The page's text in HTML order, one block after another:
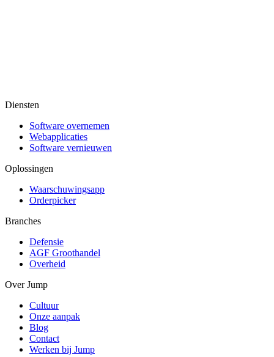
Diensten
Software overnemen
Webapplicaties
Software vernieuwen
Oplossingen
Waarschuwingsapp
Orderpicker
Branches
Defensie
AGF Groothandel
Overheid
Over Jump
Cultuur
Onze aanpak
Blog
Contact
Werken bij Jump